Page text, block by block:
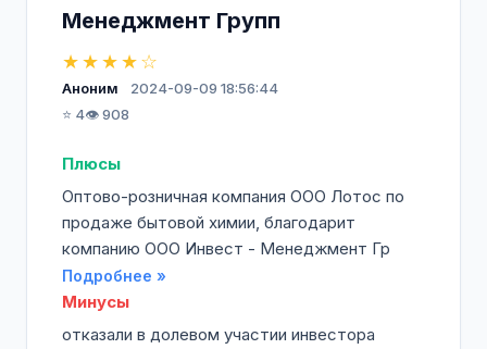
Менеджмент Групп
★★★★☆
Аноним
2024-09-09 18:56:44
⭐ 4👁️ 908
Плюсы
Оптово-розничная компания ООО Лотос по
продаже бытовой химии, благодарит
компанию ООО Инвест - Менеджмент Гр
Подробнее »
Минусы
отказали в долевом участии инвестора